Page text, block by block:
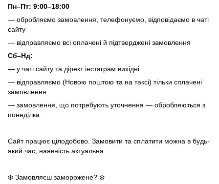
Пн–Пт: 9:00–18:00
— обробляємо замовлення, телефонуємо, відповідаємо в чаті
сайту
— відправляємо всі оплачені й підтверджені замовлення
Сб–Нд:
— у чаті сайту та дірект інстаграм вихідні
— відправляємо (Новою поштою та на таксі) тільки сплачені
замовлення
— замовлення, що потребують уточнення — обробляються з
понеділка
Сайт працює цілодобово. Замовити та сплатити можна в будь-
який час, наявність актуальна.
❄️ Замовляєш заморожене? ❄️